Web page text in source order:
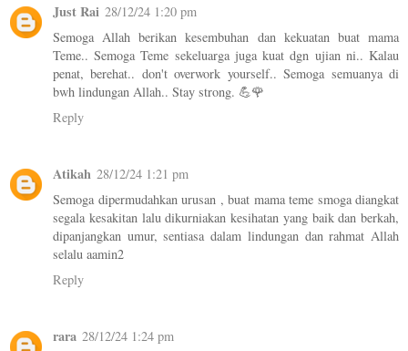
Just Rai 28/12/24 1:20 pm
Semoga Allah berikan kesembuhan dan kekuatan buat mama
Teme.. Semoga Teme sekeluarga juga kuat dgn ujian ni.. Kalau
penat, berehat.. don't overwork yourself.. Semoga semuanya di
bwh lindungan Allah.. Stay strong. 💪🌹
Reply
Atikah 28/12/24 1:21 pm
Semoga dipermudahkan urusan , buat mama teme smoga diangkat
segala kesakitan lalu dikurniakan kesihatan yang baik dan berkah,
dipanjangkan umur, sentiasa dalam lindungan dan rahmat Allah
selalu aamin2
Reply
rara 28/12/24 1:24 pm